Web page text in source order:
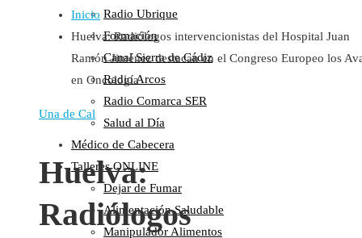
Radio
Guadalinfo Salud
Radio Guadalete
COPE Pontevedra
Salud en Radio Ubrique
Salud en Verano
Plataforma
Manifiestos
Comunicados
En nuestra Web
Radio Ubrique
Formación
Canal Sierra de Cádiz
Radio Arcos
Radio Comarca SER
Salud al Día
Médico de Cabecera
Talleres ONLINE
Dejar de Fumar
Alimentación Saludable
Manipulador Alimentos
Inicio
Huelva: Radiólogos intervencionistas del Hospital Juan
Ramón Jiménez destacan en el Congreso Europeo los
en Oncología
Una de Cal
Huelva:
Radiólogos